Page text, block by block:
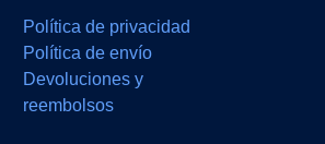
Política de privacidad
Política de envío
Devoluciones y
reembolsos